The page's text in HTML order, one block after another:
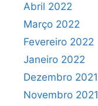
Abril 2022
Março 2022
Fevereiro 2022
Janeiro 2022
Dezembro 2021
Novembro 2021